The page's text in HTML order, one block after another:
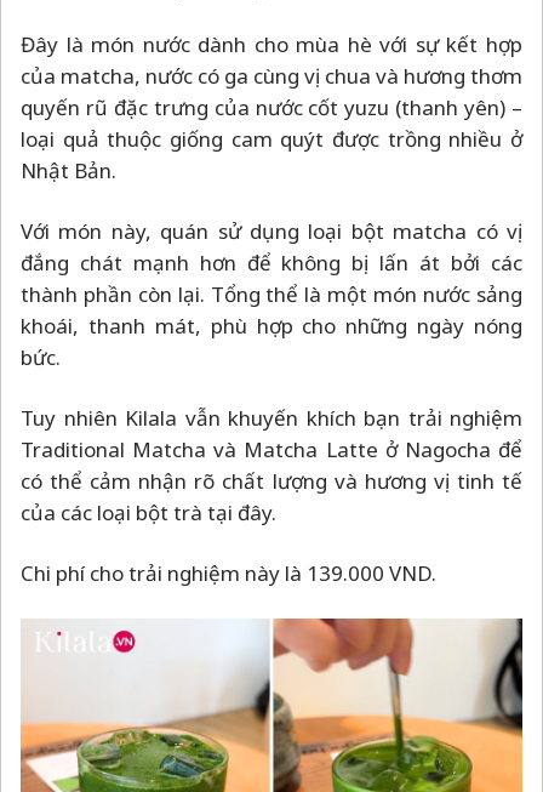
Đây là món nước dành cho mùa hè với sự kết hợp
của matcha, nước có ga cùng vị chua và hương thơm
quyến rũ đặc trưng của nước cốt yuzu (thanh yên) –
loại quả thuộc giống cam quýt được trồng nhiều ở
Nhật Bản.
Với món này, quán sử dụng loại bột matcha có vị
đắng chát mạnh hơn để không bị lấn át bởi các
thành phần còn lại. Tổng thể là một món nước sảng
khoái, thanh mát, phù hợp cho những ngày nóng
bức.
Tuy nhiên Kilala vẫn khuyến khích bạn trải nghiệm
Traditional Matcha và Matcha Latte ở Nagocha để
có thể cảm nhận rõ chất lượng và hương vị tinh tế
của các loại bột trà tại đây.
Chi phí cho trải nghiệm này là 139.000 VND.